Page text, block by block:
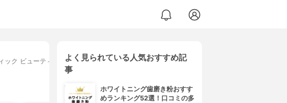
ック ビューティ コンセプト) ハイドレート シャンプー
よく見られている人気おすすめ記
事
ホワイトニング歯磨き粉おすす
めランキング52選！口コミの多